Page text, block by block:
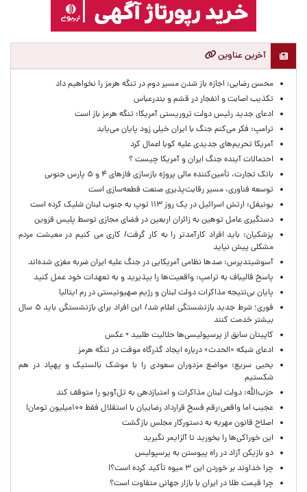
آخرین عناوین
محسن رضایی: اجازه باز شدن مسیر دوم در تنگه هرمز را نخواهیم داد
تکذیب اصابت و انفجار در قشم و بندرعباس
ادعای جدید رئیس دولت تروریستی آمریکا: تنگه هرمز باز است
ترامپ: فکر می‌کنم جنگ با ایران خیلی زود پایان می‌یابد
آمریکا تحریم‌های جدیدی علیه کوبا اعمال کرد
احتمالات آینده جنگ ایران و آمریکا چیست ؟
بانک تجارت، تأمین‌کننده مالی پروژه بازسازی فازهای ۴ و ۵ پارس جنوبی
توسعه فناوری، مسیر رقابت‌پذیری صنعت قطعه‌سازی است
یونیفل: ارتش اسرائیل در یک روز ۱۱۳ توپ به جنوب لبنان شلیک کرده است
دستگیری عامل توهین به زائران اربعین در فضای مجازی توسط پلیس قزوین
پزشکیان: باید افراد کارآمدتر را به کار گرفت/ کاری می کنیم در معیشت مردم
مشکلی پیش نیاید
آسوشیتدپرس: صدها نظامی آمریکایی در جنگ علیه ایران ضربه مغزی شده‌اند
پاسخ قالیباف به ترامپ: واقعیت‌ها را بپذیرید و به تعهدات خود عمل کنید
پایان بی‌نتیجه مذاکرات دولت لبنان و رژیم صهیونیستی در رم ایتالیا
فوری؛ شرط جدید بازنشستگی اعلام شد/ این افراد برای بازنشستگی باید ۵ سال
بیشتر خدمت کنند
کاپیتان سابق از پرسپولیسی‌ها حلالیت طلبید + عکس
ادعای شبکه «الحدث» درباره ایجاد گذرگاه موقت در تنگه هرمز
یحیی سریع: مواضع مزدوران سعودی را با موشک بالستیک و پهپاد در هم
شکستیم
حزب‌الله: دولت لبنان مذاکرات و امتیازدهی به تل‌آویو را متوقف کند
عجیب اما واقعی:رقم فسخ قرارداد رضاییان با استقلال فقط ۱۰۰میلیون تومان!
اصلاح قانون مهریه به دستورکار مجلس بازگشت
این خوراکی‌ها را بخورید تا آلزایمر نگیرید
دو بازیکن آزاد در راه پیوستن به پرسپولیس
چرا خداوند بر خوردن این ۳ میوه تأکید کرده است؟!
چرا قیمت طلا در ایران با بازار جهانی متفاوت است؟